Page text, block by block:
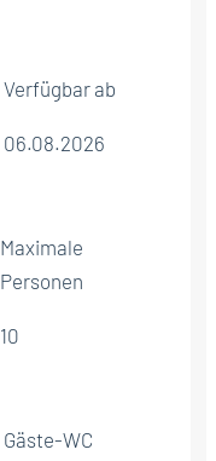
Verfügbar ab
06.08.2026
Maximale
Personen
10
Gäste-WC